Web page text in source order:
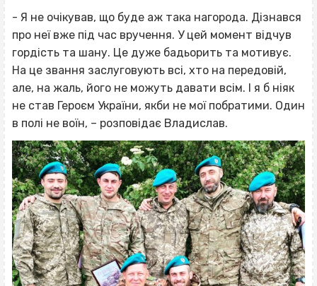
- Я не очікував, що буде аж така нагорода. Дізнався
про неї вже під час вручення. У цей момент відчув
гордість та шану. Це дуже бадьорить та мотивує.
На це звання заслуговують всі, хто на передовій,
але, на жаль, його не можуть давати всім. І я б ніяк
не став Героєм України, якби не мої побратими. Один
в полі не воїн, – розповідає Владислав.